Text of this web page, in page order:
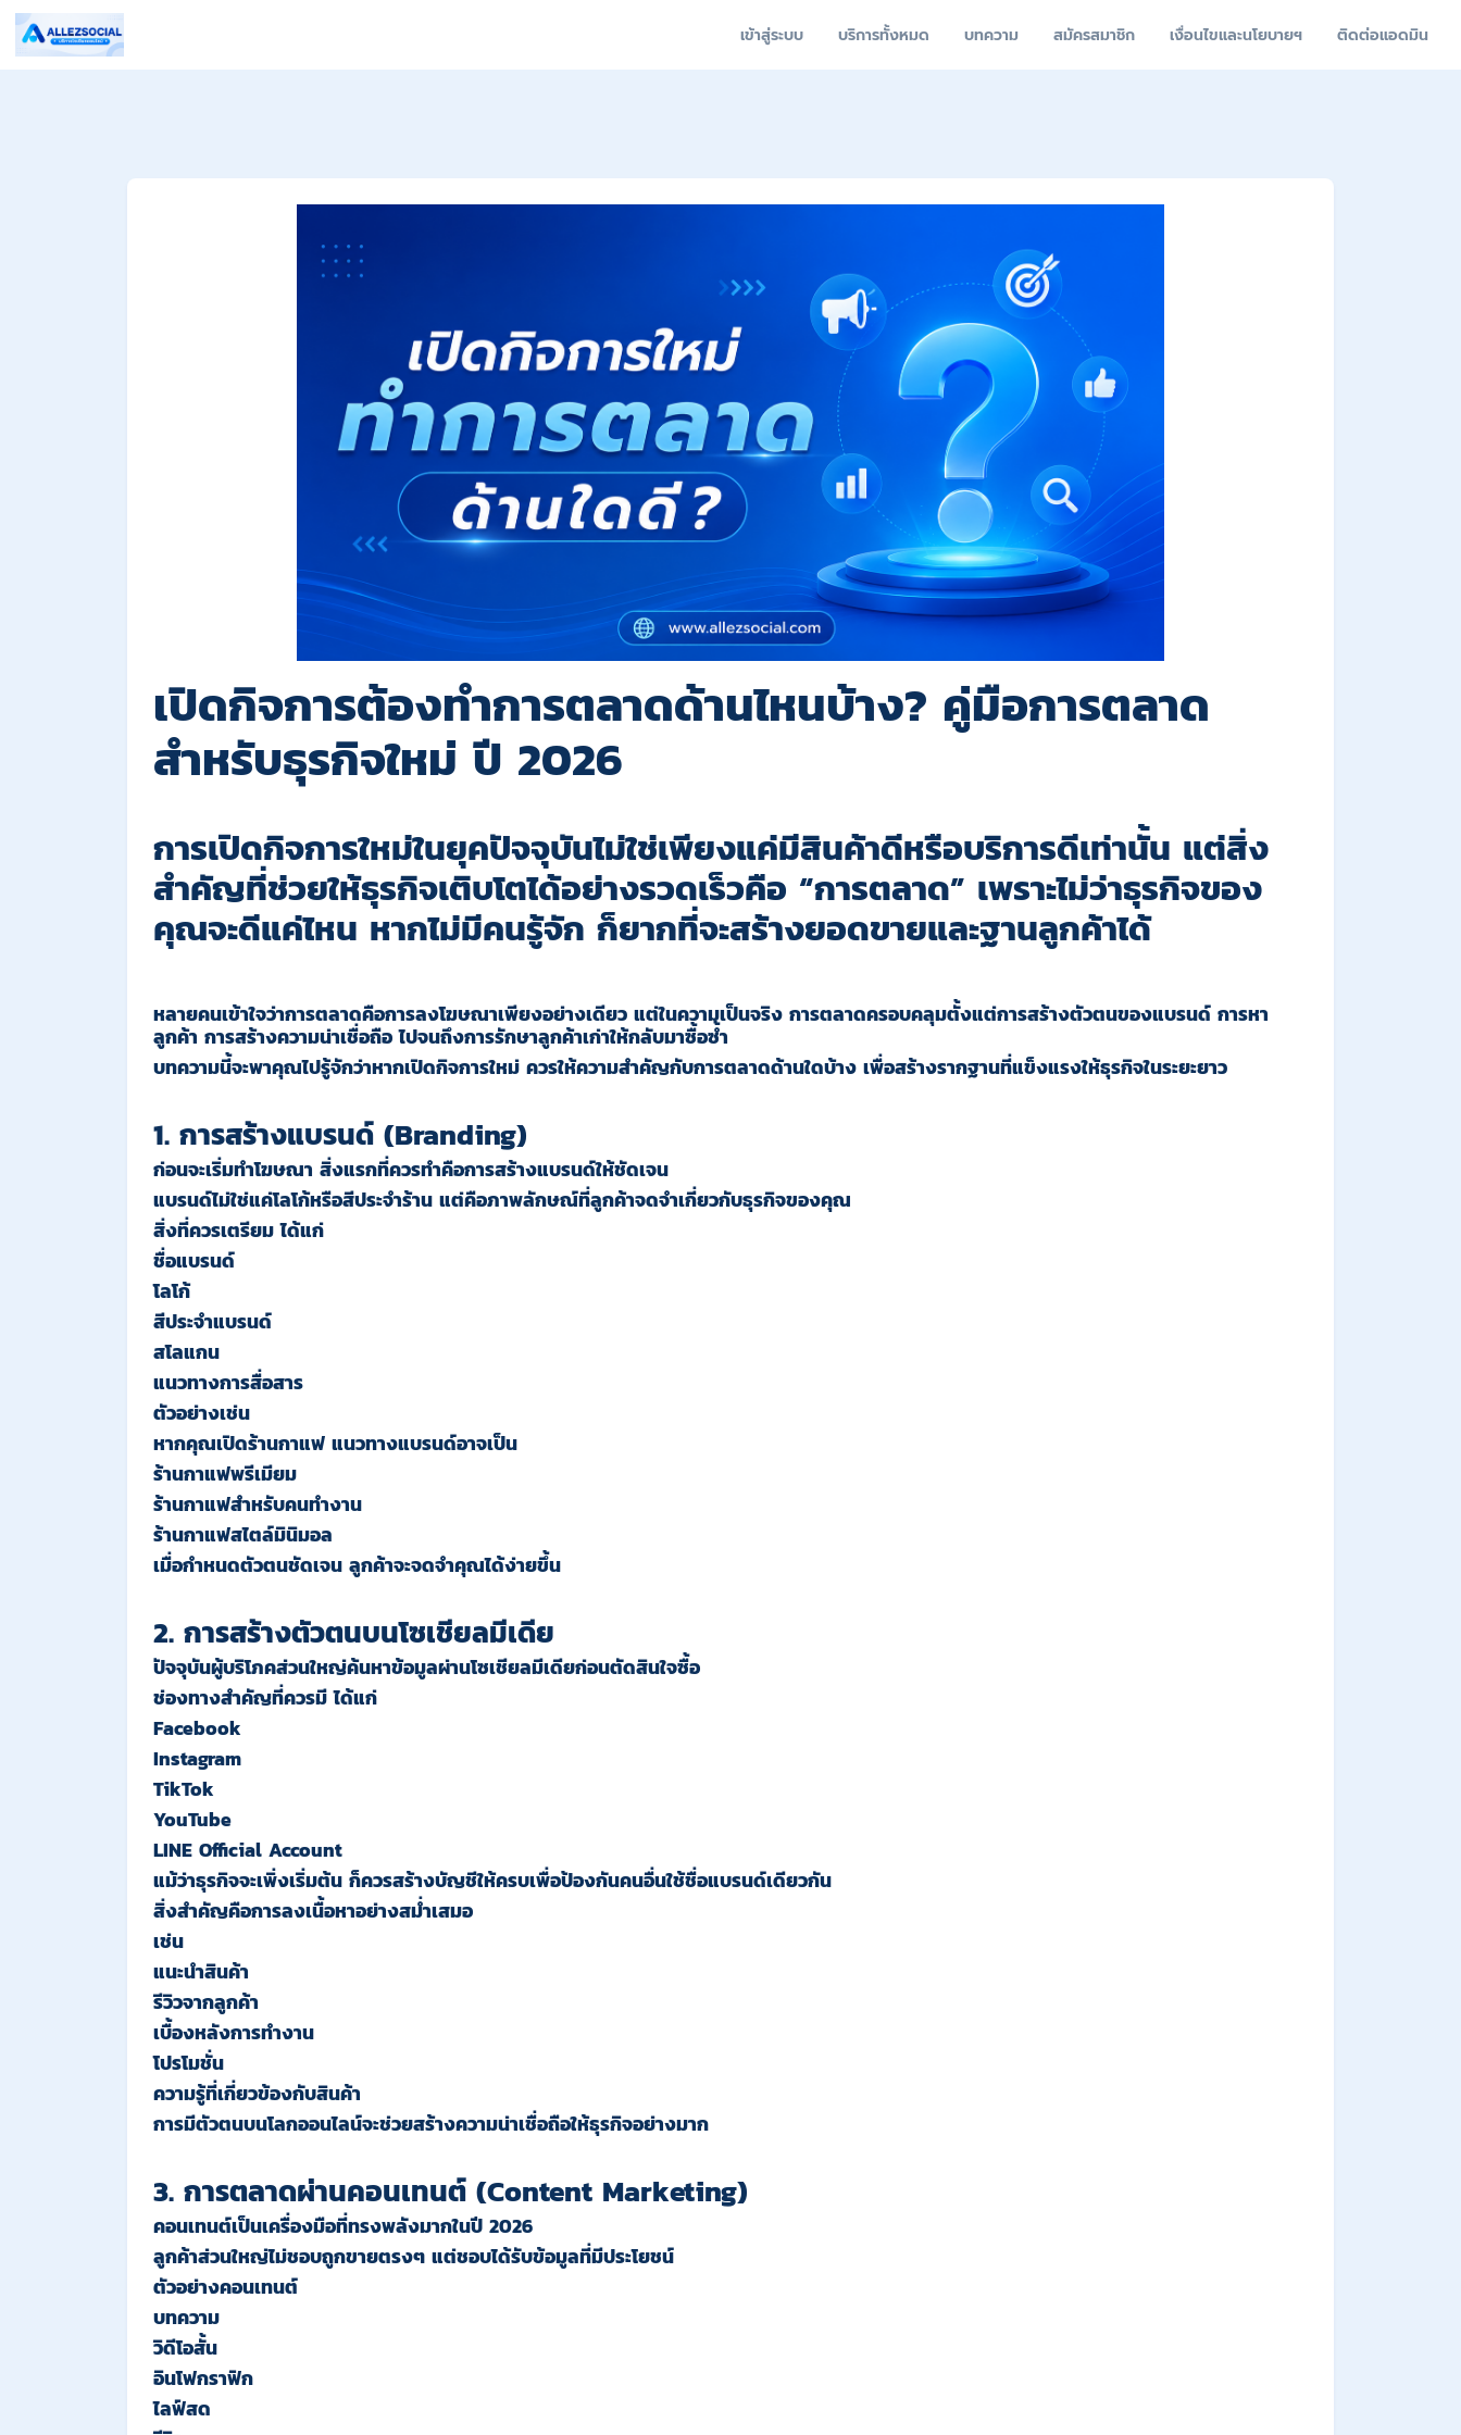
เข้าสู่ระบบ บริการทั้งหมด บทความ สมัครสมาชิก เงื่อนไขและนโยบายฯ ติดต่อแอดมิน
เปิดกิจการต้องทำการตลาดด้านไหนบ้าง? คู่มือการตลาด
สำหรับธุรกิจใหม่ ปี 2026
การเปิดกิจการใหม่ในยุคปัจจุบันไม่ใช่เพียงแค่มีสินค้าดีหรือบริการดีเท่านั้น แต่สิ่ง
สำคัญที่ช่วยให้ธุรกิจเติบโตได้อย่างรวดเร็วคือ “การตลาด” เพราะไม่ว่าธุรกิจของ
คุณจะดีแค่ไหน หากไม่มีคนรู้จัก ก็ยากที่จะสร้างยอดขายและฐานลูกค้าได้
หลายคนเข้าใจว่าการตลาดคือการลงโฆษณาเพียงอย่างเดียว แต่ในความเป็นจริง การตลาดครอบคลุมตั้งแต่การสร้างตัวตนของแบรนด์ การหา
ลูกค้า การสร้างความน่าเชื่อถือ ไปจนถึงการรักษาลูกค้าเก่าให้กลับมาซื้อซ้ำ
บทความนี้จะพาคุณไปรู้จักว่าหากเปิดกิจการใหม่ ควรให้ความสำคัญกับการตลาดด้านใดบ้าง เพื่อสร้างรากฐานที่แข็งแรงให้ธุรกิจในระยะยาว
1. การสร้างแบรนด์ (Branding)
ก่อนจะเริ่มทำโฆษณา สิ่งแรกที่ควรทำคือการสร้างแบรนด์ให้ชัดเจน
แบรนด์ไม่ใช่แค่โลโก้หรือสีประจำร้าน แต่คือภาพลักษณ์ที่ลูกค้าจดจำเกี่ยวกับธุรกิจของคุณ
สิ่งที่ควรเตรียม ได้แก่
ชื่อแบรนด์
โลโก้
สีประจำแบรนด์
สโลแกน
แนวทางการสื่อสาร
ตัวอย่างเช่น
หากคุณเปิดร้านกาแฟ แนวทางแบรนด์อาจเป็น
ร้านกาแฟพรีเมียม
ร้านกาแฟสำหรับคนทำงาน
ร้านกาแฟสไตล์มินิมอล
เมื่อกำหนดตัวตนชัดเจน ลูกค้าจะจดจำคุณได้ง่ายขึ้น
2. การสร้างตัวตนบนโซเชียลมีเดีย
ปัจจุบันผู้บริโภคส่วนใหญ่ค้นหาข้อมูลผ่านโซเชียลมีเดียก่อนตัดสินใจซื้อ
ช่องทางสำคัญที่ควรมี ได้แก่
Facebook
Instagram
TikTok
YouTube
LINE Official Account
แม้ว่าธุรกิจจะเพิ่งเริ่มต้น ก็ควรสร้างบัญชีให้ครบเพื่อป้องกันคนอื่นใช้ชื่อแบรนด์เดียวกัน
สิ่งสำคัญคือการลงเนื้อหาอย่างสม่ำเสมอ
เช่น
แนะนำสินค้า
รีวิวจากลูกค้า
เบื้องหลังการทำงาน
โปรโมชั่น
ความรู้ที่เกี่ยวข้องกับสินค้า
การมีตัวตนบนโลกออนไลน์จะช่วยสร้างความน่าเชื่อถือให้ธุรกิจอย่างมาก
3. การตลาดผ่านคอนเทนต์ (Content Marketing)
คอนเทนต์เป็นเครื่องมือที่ทรงพลังมากในปี 2026
ลูกค้าส่วนใหญ่ไม่ชอบถูกขายตรงๆ แต่ชอบได้รับข้อมูลที่มีประโยชน์
ตัวอย่างคอนเทนต์
บทความ
วิดีโอสั้น
อินโฟกราฟิก
ไลฟ์สด